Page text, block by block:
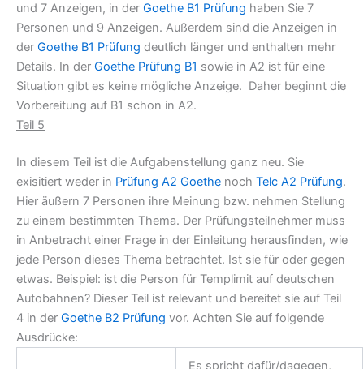
und 7 Anzeigen, in der Goethe B1 Prüfung haben Sie 7
Personen und 9 Anzeigen. Außerdem sind die Anzeigen in
der Goethe B1 Prüfung deutlich länger und enthalten mehr
Details. In der Goethe Prüfung B1 sowie in A2 ist für eine
Situation gibt es keine mögliche Anzeige. Daher beginnt die
Vorbereitung auf B1 schon in A2.
Teil 5
In diesem Teil ist die Aufgabenstellung ganz neu. Sie
exisitiert weder in Prüfung A2 Goethe noch Telc A2 Prüfung.
Hier äußern 7 Personen ihre Meinung bzw. nehmen Stellung
zu einem bestimmten Thema. Der Prüfungsteilnehmer muss
in Anbetracht einer Frage in der Einleitung herausfinden, wie
jede Person dieses Thema betrachtet. Ist sie für oder gegen
etwas. Beispiel: ist die Person für Templimit auf deutschen
Autobahnen? Dieser Teil ist relevant und bereitet sie auf Teil
4 in der Goethe B2 Prüfung vor. Achten Sie auf folgende
Ausdrücke:
Es spricht dafür/dagegen,